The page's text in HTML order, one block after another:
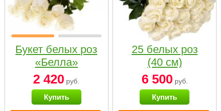
Букет белых роз
«Белла»
2 420 руб.
Купить
25 белых роз
(40 см)
6 500руб.
Купить